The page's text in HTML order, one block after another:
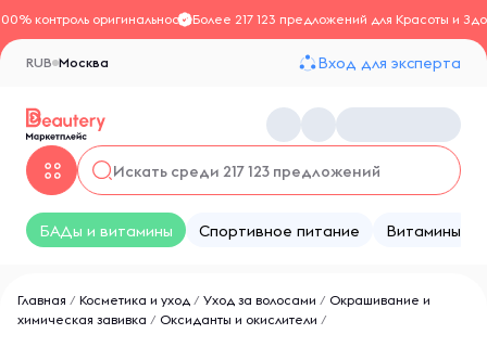
контроль оригинальностиБолее 217 123 предложений для Красоты и
Москва
RUB Вход для эксперта
БАДы и витамины Спортивное питание Витамины
Главная / Косметика и уход / Уход за волосами / Окрашивание и
химическая завивка / Оксиданты и окислители /